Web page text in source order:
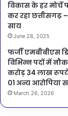
विकास के हर मोर्चे
कर रहा छत्तीसगढ़ –
साय
June 28, 2025
फर्जी एमबीबीएस
विभिन्न पदों में
करोड़ 34 लाख
01 अन्य आरोपिया
March 26, 2026